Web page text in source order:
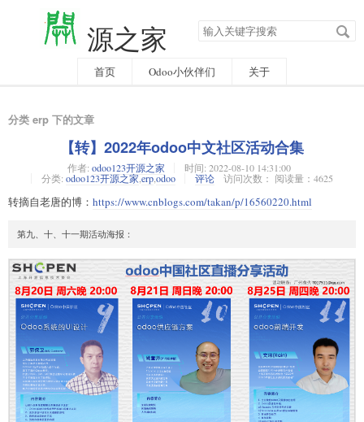
源之家 搜
索
字
首页 Odoo小伙伴们 关于
分类 erp 下的文章
【转】2022年odoo中文社区活动合集
作者: odoo123开源之家 时间: 2022-08-10 14:31:00
分类: odoo123开源之家 erpodoo 评论 访问次数： 阅读量：4625
转摘自老唐的博： https://www.cnblogs.com/takan/p/16560220.html
第九、十、十一期活动海报：